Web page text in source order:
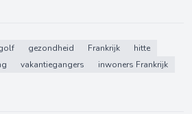
gezondheid Frankrijk
hitte
vakantiegangers
inwoners Frankrijk